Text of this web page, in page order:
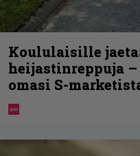
Koululaisille
heijastinreppuja
omasi S-